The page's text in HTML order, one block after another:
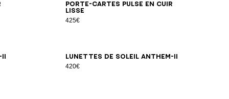
Porte-cartes Pulse en cuir
lisse
425€
Lunettes de soleil Anthem-II
420€